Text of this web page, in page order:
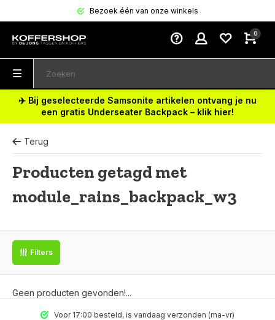
Bezoek één van onze winkels
0
✈️ Bij geselecteerde Samsonite artikelen ontvang je nu
een gratis Underseater Backpack – klik hier!
Terug
Producten getagd met
module_rains_backpack_w3
Filters
Geen producten gevonden!...
Voor 17:00 besteld, is vandaag verzonden (ma-vr)